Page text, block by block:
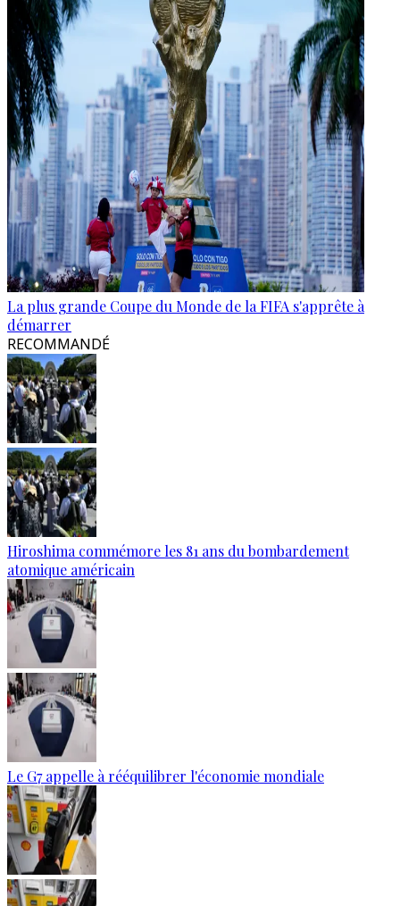
La plus grande Coupe du Monde de la FIFA s'apprête à
démarrer
RECOMMANDÉ
Hiroshima commémore les 81 ans du bombardement
atomique américain
Le G7 appelle à rééquilibrer l'économie mondiale